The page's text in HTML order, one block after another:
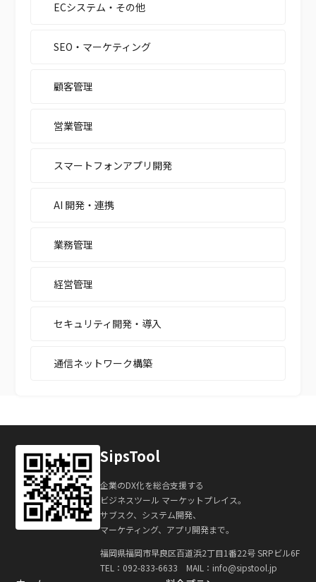
ECシステム・その他
SEO・マーケティング
顧客管理
営業管理
スマートフォンアプリ開発
AI 開発・連携
業務管理
経営管理
セキュリティ開発・導入
通信ネットワーク構築
SipsTool
企業のDX化を総合支援する
ビジネスツール マーケットプレイス。
サブスク、システム開発、
マーケティング、アプリ開発まで。
福岡県福岡市早良区百道浜2丁目1番22号 SRPビル6F
TEL： 092-833-6633 MAIL：info@sipstool.jp